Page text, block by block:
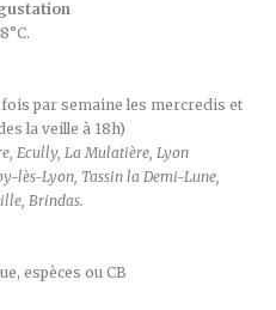
par semaine les mercredis et
la veille à 18h)
Ecully, La Mulatière, Lyon
lès-Lyon, Tassin la Demi-Lune,
Brindas.
espèces ou CB